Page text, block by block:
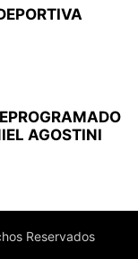
AGOSTINI
Reservados